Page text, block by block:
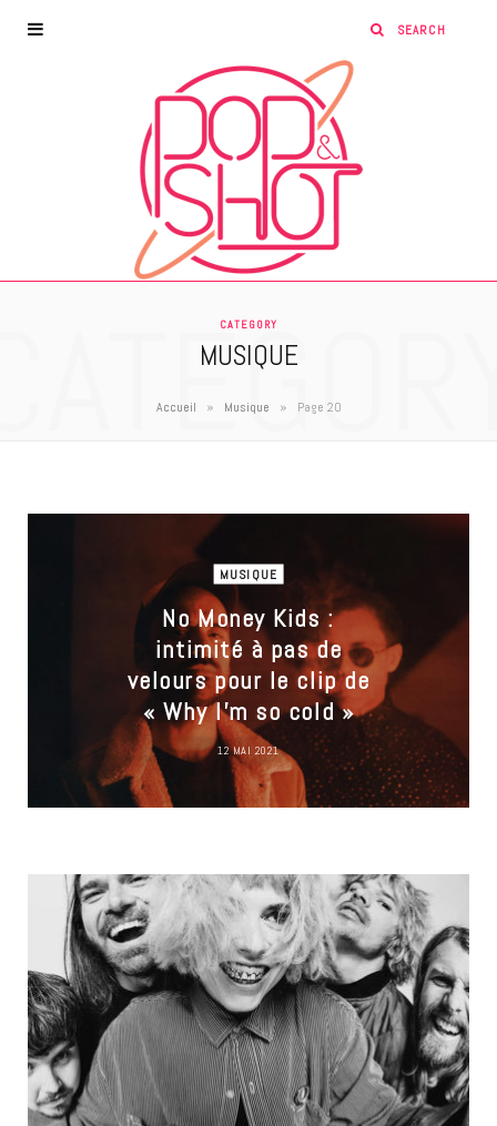
CATEGORY
MUSIQUE
Accueil » Musique » Page 20
MUSIQUE
No Money Kids :
intimité à pas de
velours pour le clip de
« Why I’m so cold »
12 MAI 2021